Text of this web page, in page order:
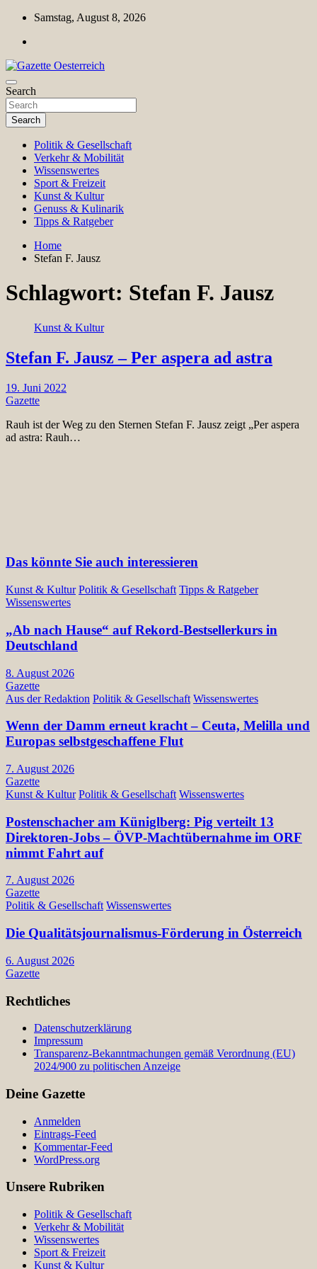
Skip
content
Samstag, August 8, 2026
Gazette Oesterreich
Magazin für Freizeit, Politik, Kultur & Wissenschaft
Search
Search
Politik & Gesellschaft
Verkehr & Mobilität
Wissenswertes
Sport & Freizeit
Kunst & Kultur
Genuss & Kulinarik
Tipps & Ratgeber
Home
Stefan F. Jausz
Schlagwort: Stefan F. Jausz
Kunst & Kultur
Stefan F. Jausz – Per aspera ad astra
19. Juni 2022
Gazette
Rauh ist der Weg zu den Sternen Stefan F. Jausz zeigt „Per aspera
ad astra: Rauh…
Das könnte Sie auch interessieren
Kunst & Kultur Politik & Gesellschaft Tipps & Ratgeber
Wissenswertes
„Ab nach Hause“ auf Rekord-Bestsellerkurs in
Deutschland
8. August 2026
Gazette
Aus der Redaktion Politik & Gesellschaft Wissenswertes
Wenn der Damm erneut kracht – Ceuta, Melilla und
Europas selbstgeschaffene Flut
7. August 2026
Gazette
Kunst & Kultur Politik & Gesellschaft Wissenswertes
Postenschacher am Küniglberg: Pig verteilt 13
Direktoren-Jobs – ÖVP-Machtübernahme im ORF
nimmt Fahrt auf
7. August 2026
Gazette
Politik & Gesellschaft Wissenswertes
Die Qualitätsjournalismus-Förderung in Österreich
6. August 2026
Gazette
Rechtliches
Datenschutzerklärung
Impressum
Transparenz-Bekanntmachungen gemäß Verordnung (EU)
2024/900 zu politischen Anzeige
Deine Gazette
Anmelden
Eintrags-Feed
Kommentar-Feed
WordPress.org
Unsere Rubriken
Politik & Gesellschaft
Verkehr & Mobilität
Wissenswertes
Sport & Freizeit
Kunst & Kultur